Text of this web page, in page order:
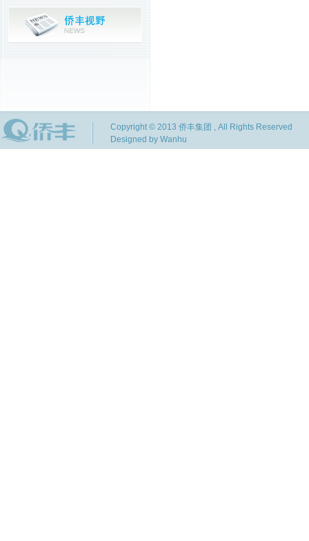
Copyright © 2013 侨丰集团 , All Rights Reserved
Designed by Wanhu